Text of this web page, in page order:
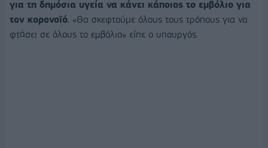
για τη δημόσια υγεία να κάνει κάποιος το εμβόλιο για
τον κορονοϊό. «Θα σκεφτούμε όλους τους τρόπους για να
φτάσει σε όλους το εμβόλιο» είπε ο υπουργός.